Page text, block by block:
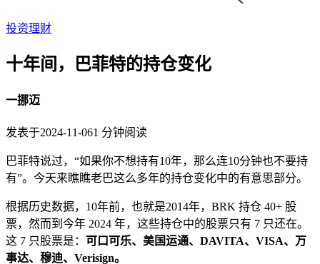
投资理财
十年间，巴菲特的持仓变化
一挪迈
发表于2024-11-061 分钟阅读
巴菲特说过，“如果你不想持有10年，那么连10分钟也不要持
有”。今天来瞧瞧老巴这么多年的持仓变化中的有意思部分。
根据历史数据，10年前，也就是2014年，BRK 持仓 40+ 股
票，然而到今年 2024 年，这些持仓中的股票只有 7 只还在。
这 7 只股票是： 可口可乐、美国运通、DAVITA、VISA、万
事达、穆迪、Verisign。